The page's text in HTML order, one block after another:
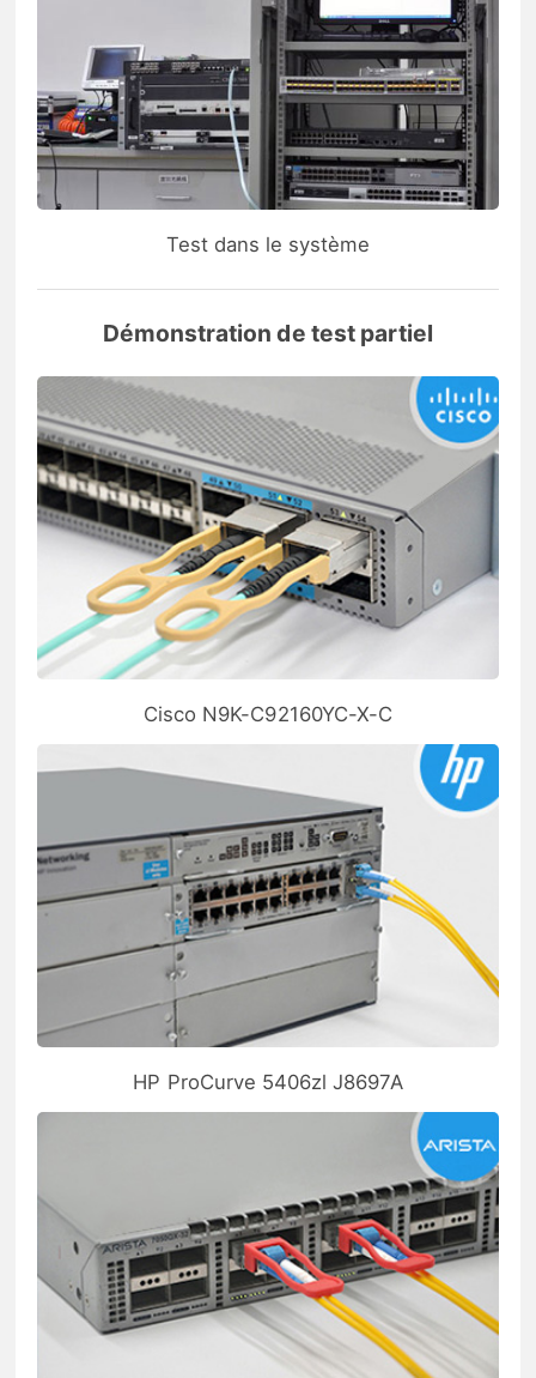
Test dans le système
Démonstration de test partiel
Cisco N9K-C92160YC-X-C
HP ProCurve 5406zl J8697A